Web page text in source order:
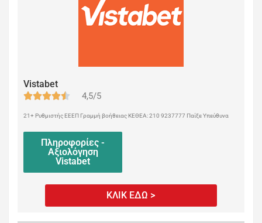
Vistabet
4,5/5
21+ Ρυθμιστής ΕΕΕΠ Γραμμή βοήθειας ΚΕΘΕΑ: 210 9237777 Παίξε Υπεύθυνα
Πληροφορίες -
Αξιολόγηση
Vistabet
ΚΛΙΚ ΕΔΩ >